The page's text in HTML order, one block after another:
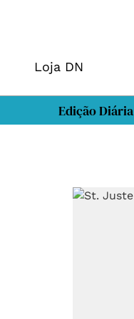
Loja DN
Edição Diária